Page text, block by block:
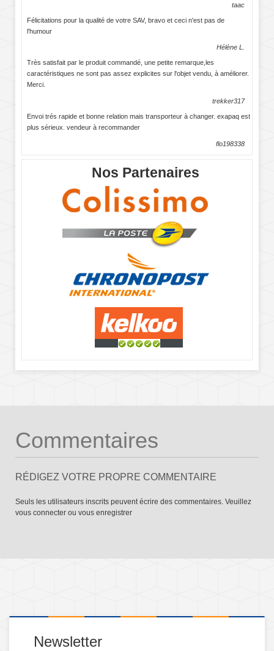
taac
Félicitations pour la qualité de votre SAV, bravo et ceci n'est pas de
l'humour
Hélène L.
Très satisfait par le produit commandé, une petite remarque,les
caractéristiques ne sont pas assez explicites sur l'objet vendu, à améliorer.
Merci.
trekker317
Envoi trés rapide et bonne relation mais transporteur à changer. exapaq est
plus sérieux. vendeur à recommander
flo198338
Nos Partenaires
Commentaires
RÉDIGEZ VOTRE PROPRE COMMENTAIRE
Seuls les utilisateurs inscrits peuvent écrire des commentaires. Veuillez
vous connecter ou vous enregistrer
Newsletter